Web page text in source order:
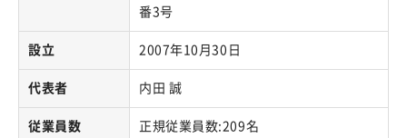
番3号
設立 2007年10月30日
代表者 内田 誠
従業員数 正規従業員数:209名